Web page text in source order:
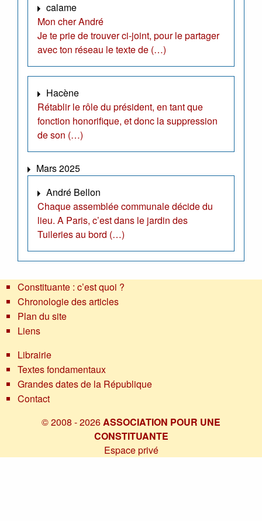
calame
Mon cher André
Je te prie de trouver ci-joint, pour le partager
avec ton réseau le texte de (…)
Hacène
Rétablir le rôle du président, en tant que
fonction honorifique, et donc la suppression
de son (…)
Mars 2025
André Bellon
Chaque assemblée communale décide du
lieu. A Paris, c’est dans le jardin des
Tuileries au bord (…)
Constituante : c’est quoi ?
Chronologie des articles
Plan du site
Liens
Librairie
Textes fondamentaux
Grandes dates de la République
Contact
© 2008 - 2026ASSOCIATION POUR UNE
CONSTITUANTE
Espace privé